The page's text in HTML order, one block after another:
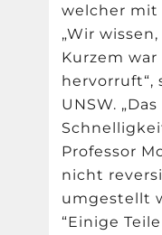
welcher mit
„Wir
Kurzem
hervorruft“,
UNSW.
Professor
nicht
umgestellt
“Einige